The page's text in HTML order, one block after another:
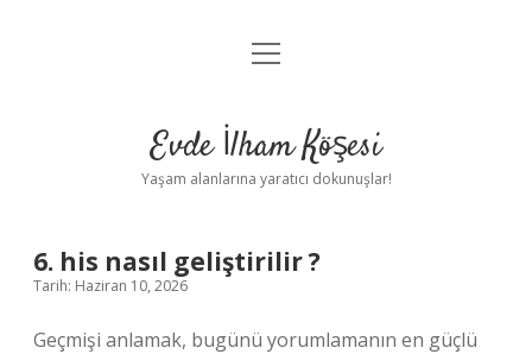
Anasayfa
Yasal Uyarı
menüyü
Evde İlham Köşesi
Yaşam alanlarına yaratıcı dokunuşlar!
6. his nasıl geliştirilir ?
Tarih: Haziran 10, 2026
Geçmişi anlamak, bugünü yorumlamanın en güçlü